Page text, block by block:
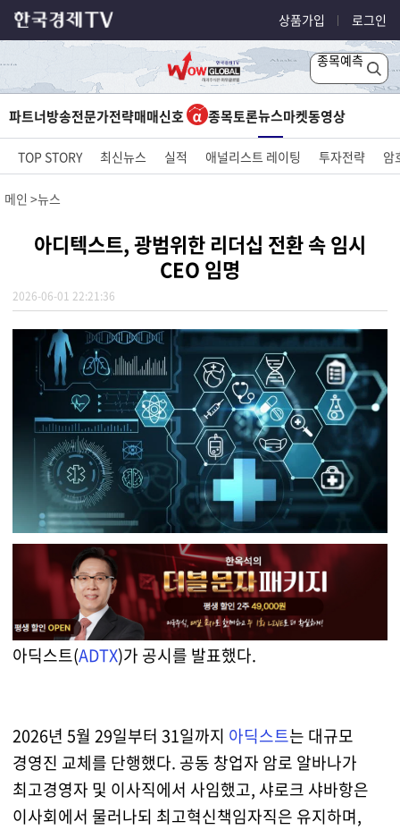
상품가입 로그인
종목예측
파트너방송전문가전략매매신호 종목토론뉴스마켓동영상
TOP STORY 최신뉴스 실적 애널리스트 레이팅 투자전략 암
메인 뉴스
아디텍스트, 광범위한 리더십 전환 속 임시
CEO 임명
2026-06-01 22:21:36
아딕스트(ADTX)가 공시를 발표했다.
2026년 5월 29일부터 31일까지 아딕스트는 대규모
경영진 교체를 단행했다. 공동 창업자 암로 알바나가
최고경영자 및 이사직에서 사임했고, 샤로크 샤바항은
이사회에서 물러나되 최고혁신책임자직은 유지하며,